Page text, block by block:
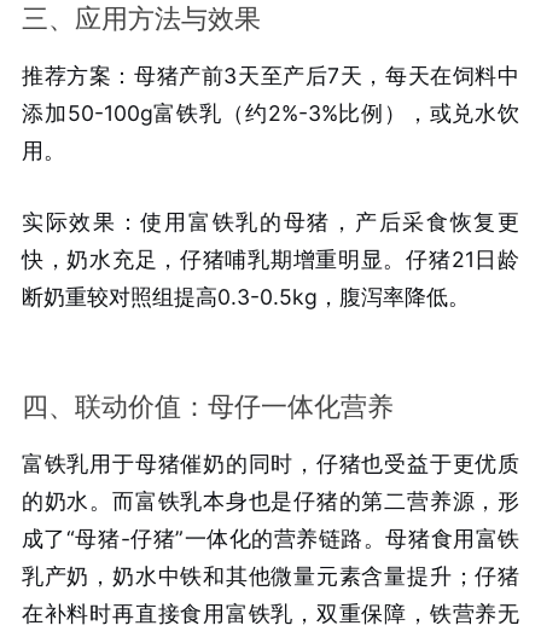
三、应用方法与效果
推荐方案：母猪产前3天至产后7天，每天在饲料中
添加50-100g富铁乳（约2%-3%比例），或兑水饮
用。
实际效果：使用富铁乳的母猪，产后采食恢复更
快，奶水充足，仔猪哺乳期增重明显。仔猪21日龄
断奶重较对照组提高0.3-0.5kg，腹泻率降低。
四、联动价值：母仔一体化营养
富铁乳用于母猪催奶的同时，仔猪也受益于更优质
的奶水。而富铁乳本身也是仔猪的第二营养源，形
成了“母猪-仔猪”一体化的营养链路。母猪食用富铁
乳产奶，奶水中铁和其他微量元素含量提升；仔猪
在补料时再直接食用富铁乳，双重保障，铁营养无